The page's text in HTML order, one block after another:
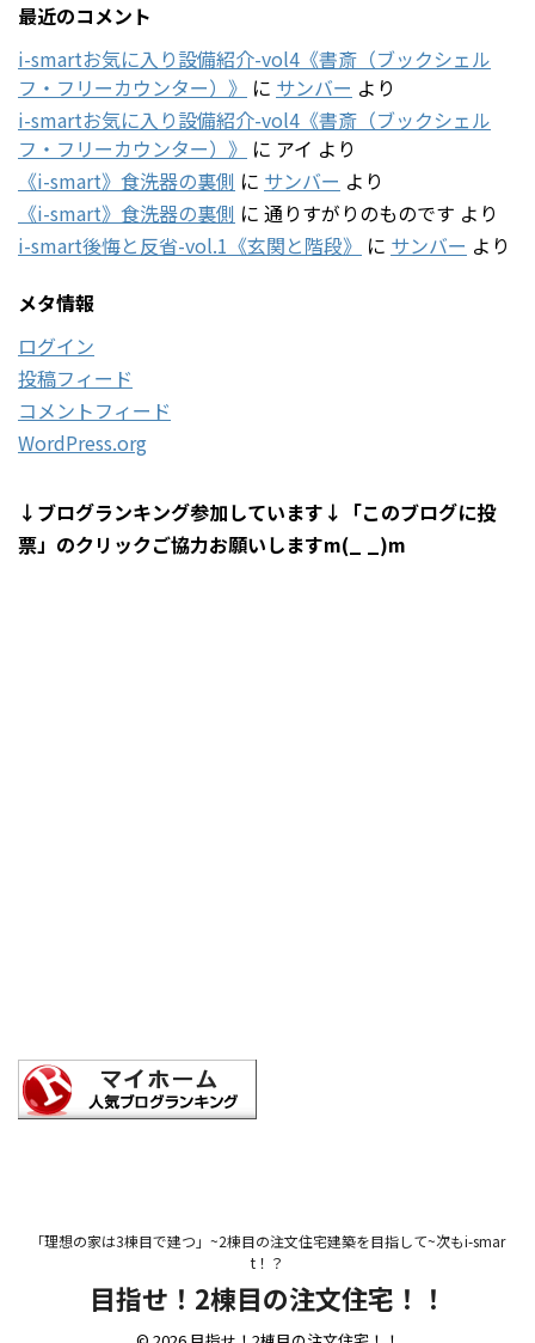
最近のコメント
i-smartお気に入り設備紹介-vol4《書斎（ブックシェル
フ・フリーカウンター）》 に サンバー より
i-smartお気に入り設備紹介-vol4《書斎（ブックシェル
フ・フリーカウンター）》 に アイ より
《i-smart》食洗器の裏側 に サンバー より
《i-smart》食洗器の裏側 に 通りすがりのものです より
i-smart後悔と反省-vol.1《玄関と階段》 に サンバー より
メタ情報
ログイン
投稿フィード
コメントフィード
WordPress.org
↓ブログランキング参加しています↓「このブログに投
票」のクリックご協力お願いしますm(_ _)m
「理想の家は3棟目で建つ」~2棟目の注文住宅建築を目指して~次もi-smar
t！？
目指せ！2棟目の注文住宅！！